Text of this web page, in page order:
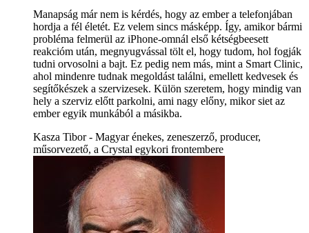
Manapság már nem is kérdés, hogy az ember a telefonjában
hordja a fél életét. Ez velem sincs másképp. Így, amikor bármi
probléma felmerül az iPhone-omnál első kétségbeesett
reakcióm után, megnyugvással tölt el, hogy tudom, hol fogják
tudni orvosolni a bajt. Ez pedig nem más, mint a Smart Clinic,
ahol mindenre tudnak megoldást találni, emellett kedvesek és
segítőkészek a szervizesek. Külön szeretem, hogy mindig van
hely a szerviz előtt parkolni, ami nagy előny, mikor siet az
ember egyik munkából a másikba.
Kasza Tibor - Magyar énekes, zeneszerző, producer,
műsorvezető, a Crystal egykori frontembere